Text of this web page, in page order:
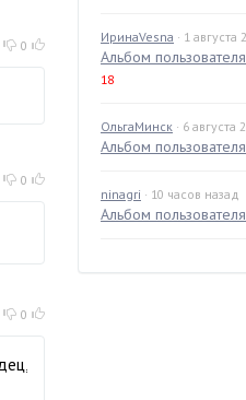
0
0
0
ИринаVesna · 1 августа
Альбом
18
ОльгаМинск · 6 августа
Альбом
ninagri · 10 часов назад
Альбом